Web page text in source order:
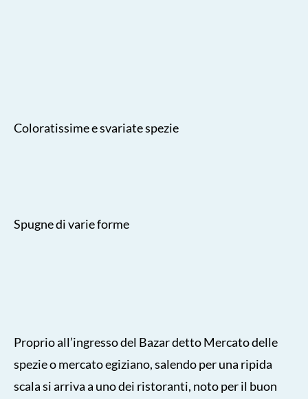
Coloratissime e svariate spezie
Spugne di varie forme
Proprio all’ingresso del Bazar detto Mercato delle
spezie o mercato egiziano, salendo per una ripida
scala si arriva a uno dei ristoranti, noto per il buon